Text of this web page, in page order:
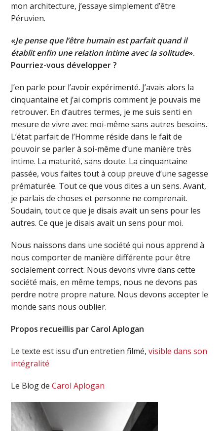
mon architecture, j’essaye simplement d’être
Péruvien.
«Je pense que l’être humain est parfait quand il
établit enfin une relation intime avec la solitude».
Pourriez-vous développer ?
J’en parle pour l’avoir expérimenté. J’avais alors la
cinquantaine et j’ai compris comment je pouvais me
retrouver. En d’autres termes, je me suis senti en
mesure de vivre avec moi-même sans autres besoins.
L’état parfait de l’Homme réside dans le fait de
pouvoir se parler à soi-même d’une manière très
intime. La maturité, sans doute. La cinquantaine
passée, vous faites tout à coup preuve d’une sagesse
prématurée. Tout ce que vous dites a un sens. Avant,
je parlais de choses et personne ne comprenait.
Soudain, tout ce que je disais avait un sens pour les
autres. Ce que je disais avait un sens pour moi.
Nous naissons dans une société qui nous apprend à
nous comporter de manière différente pour être
socialement correct. Nous devons vivre dans cette
société mais, en même temps, nous ne devons pas
perdre notre propre nature. Nous devons accepter le
monde sans nous oublier.
Propos recueillis par Carol Aplogan
Le texte est issu d’un entretien filmé,visible dans son
intégralité
Le Blog deCarol Aplogan